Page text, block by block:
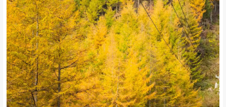
这里被称为“小西藏”
还有一个好听的名字叫“金锁”
这里有川内最大的日本落叶松生长群